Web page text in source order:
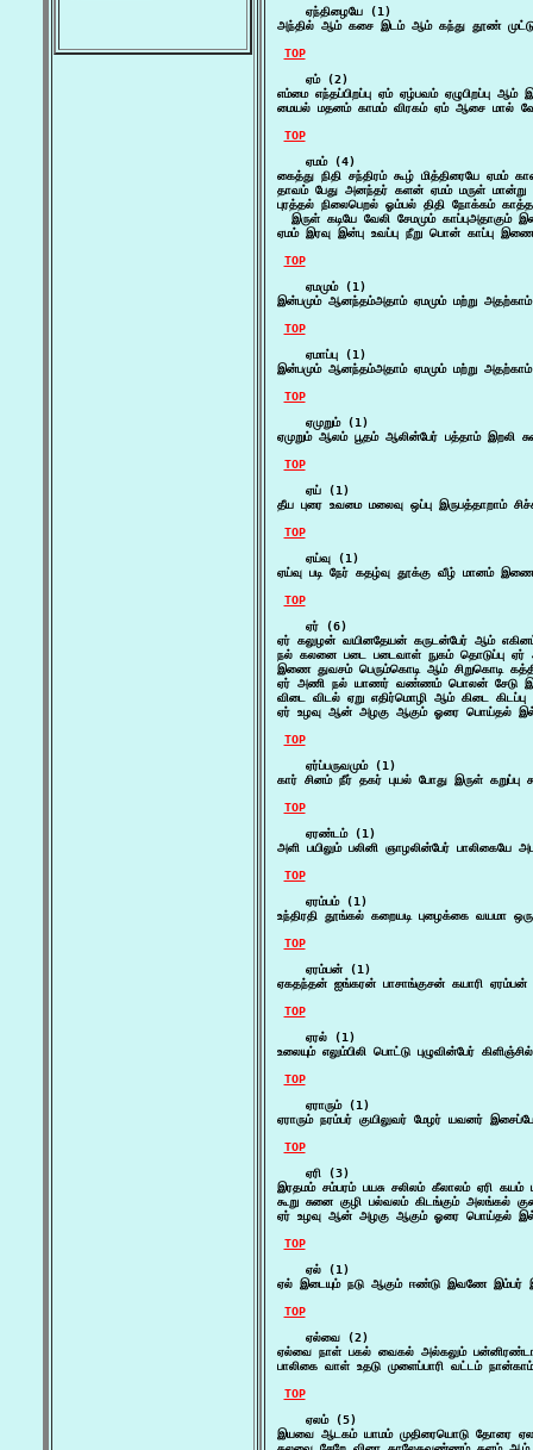
    ஏந்திழையே (1)
அந்தில் ஆம் கசை இடம் ஆம் கந்து தூண்
TOP
    ஏம் (2)
எம்மை எந்தப்பிறப்பு ஏம் ஏழ்பவம் ஏழுபிறப்பு
மையல் மதனம் காமம் விரகம் ஏம் ஆசை மால்
TOP
    ஏமம் (4)
கைத்து நிதி சந்திரம் கூழ் மித்திரையே
தாவம் பேது அனந்தர் களன் ஏமம் மருள் மான்று
புரத்தல் நிலைபெறல் ஓம்பல் திதி நோக்கம்
இருள் கடியே வேலி சேமமும்
ஏமம் இரவு இன்பு உவப்பு நீறு பொன் காப்பு
TOP
    ஏமமும் (1)
இன்பமும் ஆனந்தம்அதாம் ஏமமும் மற்று அதற்காம்
TOP
    ஏமாப்பு (1)
இன்பமும் ஆனந்தம்அதாம் ஏமமும் மற்று அதற்காம்
TOP
    ஏமுறும் (1)
ஏமுறும் ஆலம் பூதம் ஆலின்பேர் பத்தாம் இறலி
TOP
    ஏய் (1)
தீய புரை உவமை மலைவு ஒப்பு இருபத்தாறாம்
TOP
    ஏய்வு (1)
ஏய்வு படி நேர் கதழ்வு தூக்கு வீழ் மானம்
TOP
    ஏர் (6)
ஏர் கலுழன் வயினதேயன் கருடன்பேர் ஆம்
நல் கலனை படை படைவாள் நுகம் தொடுப்பு
இணை துவசம் பெரும்கொடி ஆம் சிறுகொடி
ஏர் அணி நல் யாணர் வண்ணம் பொலன் சேடு
விடை விடல் ஏறு எதிர்மொழி ஆம் கிடை
ஏர் உழவு ஆன் அழகு ஆகும் ஓரை பொய்தல் இல்
TOP
    ஏர்ப்பருவமும் (1)
கார் சினம் நீர் தகர் புயல் போது இருள் கறுப்பு
TOP
    ஏரண்டம் (1)
அளி பயிலும் பலினி ஞாழலின்பேர்
TOP
    ஏரம்பம் (1)
உந்திரதி தூங்கல் கறையடி புழைக்கை வயமா
TOP
    ஏரம்பன் (1)
ஏகதந்தன் ஐங்கரன் பாசாங்குசன் கயாரி
TOP
    ஏரல் (1)
உலையும் எலும்பிலி பொட்டு புழுவின்பேர்
TOP
    ஏராரும் (1)
ஏராரும் நரம்பர் குயிலுவர் மேழர் யவனர்
TOP
    ஏரி (3)
இரதமம் சம்பரம் பயசு சலிலம் கீலாலம் ஏரி
கூறு சுனை குழி பல்வலம் கிடங்கும்
ஏர் உழவு ஆன் அழகு ஆகும் ஓரை பொய்தல் இல்
TOP
    ஏல் (1)
ஏல் இடையும் நடு ஆகும் ஈண்டு இவணே
TOP
    ஏல்வை (2)
ஏல்வை நாள் பகல் வைகல் அல்கலும்
பாலிகை வாள் உதடு முளைப்பாரி வட்டம்
TOP
    ஏலம் (5)
இயவை ஆடகம் யாமம் முதிரையொடு தோரை